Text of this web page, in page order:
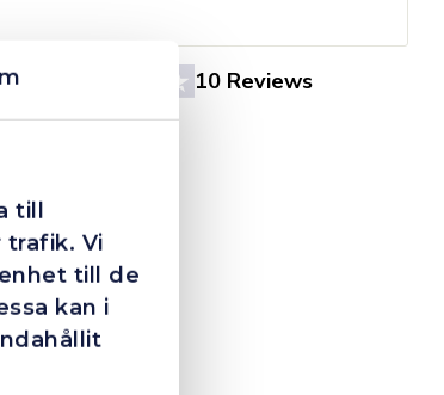
till
trafik. Vi
till de
kan i
10 Reviews